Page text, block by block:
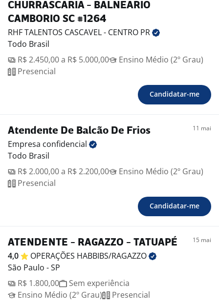
CHURRASCARIA - BALNEARIO
CAMBORIO SC #1264
RHF TALENTOS CASCAVEL - CENTRO PR
Todo Brasil
R$ 2.450,00 a R$ 5.000,00
Ensino Médio (2º Grau)
Presencial
Candidatar-me
Atendente De Balcão De Frios 11 mai
Empresa confidencial
Todo Brasil
R$ 2.000,00 a R$ 2.200,00
Ensino Médio (2º Grau)
Presencial
Candidatar-me
ATENDENTE - RAGAZZO - TATUAPÉ 15 mai
4,0 OPERAÇÕES HABBIBS/RAGAZZO
São Paulo - SP
R$ 1.800,00
Sem experiência
Ensino Médio (2º Grau)
Presencial